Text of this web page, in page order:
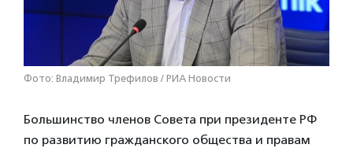
Фото: Владимир Трефилов / РИА Новости
Большинство членов Совета при президенте РФ
по развитию гражданского общества и правам